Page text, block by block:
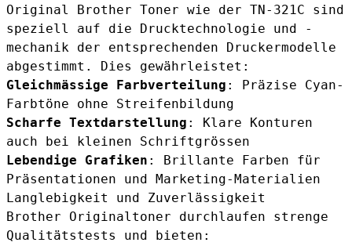
Original Brother Toner wie der TN-321C sind
speziell auf die Drucktechnologie und -
mechanik der entsprechenden Druckermodelle
abgestimmt. Dies gewährleistet:
Gleichmässige Farbverteilung : Präzise Cyan-
Farbtöne ohne Streifenbildung
Scharfe Textdarstellung : Klare Konturen
auch bei kleinen Schriftgrössen
Lebendige Grafiken : Brillante Farben für
Präsentationen und Marketing-Materialien
Langlebigkeit und Zuverlässigkeit
Brother Originaltoner durchlaufen strenge
Qualitätstests und bieten: